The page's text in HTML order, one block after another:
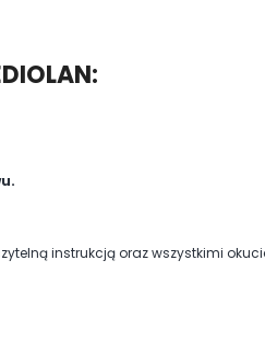
instrukcją oraz wszystkimi